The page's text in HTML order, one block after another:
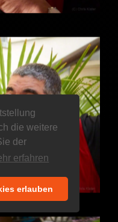
die weitere
der
erfahren
erlauben